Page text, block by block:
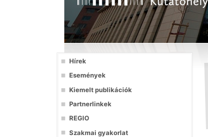
Hírek
Események
Kiemelt publikációk
Partnerlinkek
REGIO
Szakmai gyakorlat